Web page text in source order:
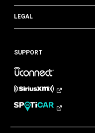
LEGAL
SUPPORT